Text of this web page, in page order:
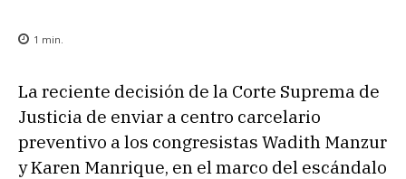
1 min.
La reciente decisión de la Corte Suprema de
Justicia de enviar a centro carcelario
preventivo a los congresistas Wadith Manzur
y Karen Manrique, en el marco del escándalo